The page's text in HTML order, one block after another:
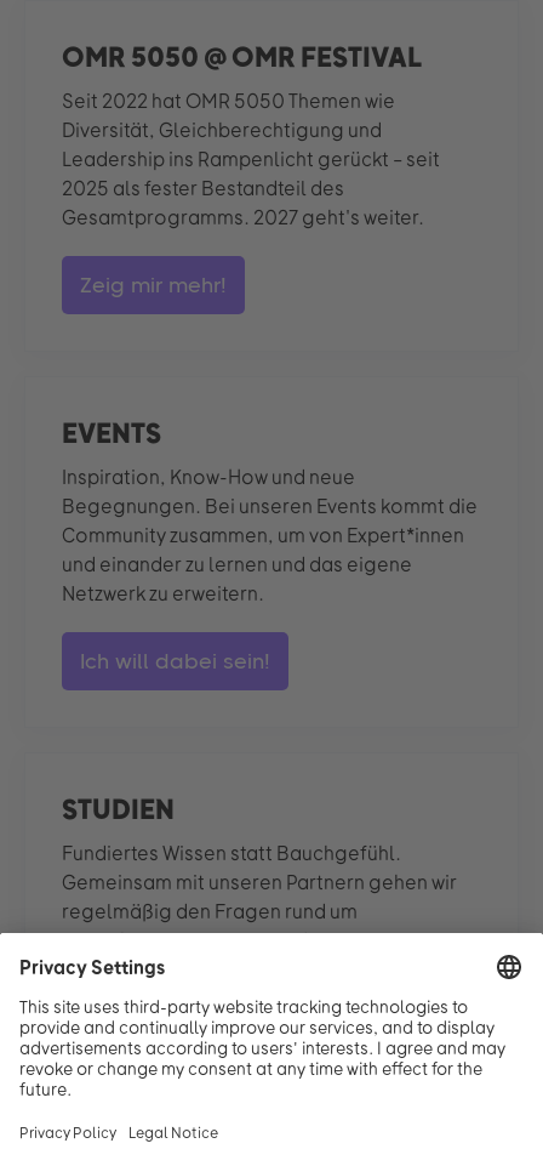
OMR 5050 @ OMR FESTIVAL
Seit 2022 hat OMR 5050 Themen wie
Diversität, Gleichberechtigung und
Leadership ins Rampenlicht gerückt – seit
2025 als fester Bestandteil des
Gesamtprogramms. 2027 geht's weiter.
Zeig mir mehr!
EVENTS
Inspiration, Know-How und neue
Begegnungen. Bei unseren Events kommt die
Community zusammen, um von Expert*innen
und einander zu lernen und das eigene
Netzwerk zu erweitern.
Ich will dabei sein!
STUDIEN
Fundiertes Wissen statt Bauchgefühl.
Gemeinsam mit unseren Partnern gehen wir
regelmäßig den Fragen rund um
Vereinbarkeit, Karriere und
Gleichberechtigung auf den Grund – und
teilen die Ergebnisse offen mit dir.
Studien ansehen!